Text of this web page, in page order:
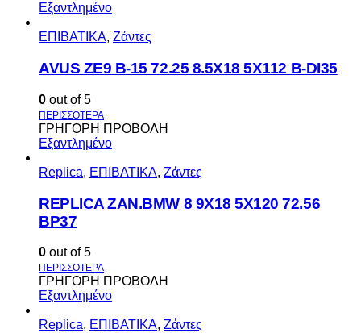
Εξαντλημένο
ΕΠΙΒΑΤΙΚΑ, Ζάντες
AVUS ΖΕ9 Β-15 72.25 8.5Χ18 5Χ112 Β-DI35
0 out of 5
ΓΡΗΓΟΡΗ ΠΡΟΒΟΛΗ
Εξαντλημένο
Replica, ΕΠΙΒΑΤΙΚΑ, Ζάντες
REPLICA ZAN.BMW 8 9X18 5X120 72.56
BP37
0 out of 5
ΓΡΗΓΟΡΗ ΠΡΟΒΟΛΗ
Εξαντλημένο
Replica, ΕΠΙΒΑΤΙΚΑ, Ζάντες